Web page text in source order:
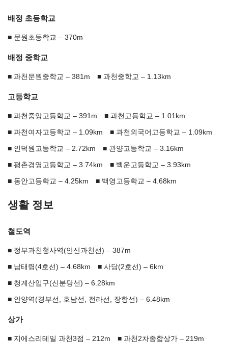
배정 초등학교
문원초등학교 – 370m
배정 중학교
과천문원중학교 – 381m 과천중학교 – 1.13km
고등학교
과천중앙고등학교 – 391m 과천고등학교 – 1.01km
과천여자고등학교 – 1.09km 과천외국어고등학교 – 1.09km
인덕원고등학교 – 2.72km 관양고등학교 – 3.16km
평촌경영고등학교 – 3.74km 백운고등학교 – 3.93km
동안고등학교 – 4.25km 백영고등학교 – 4.68km
생활 정보
철도역
정부과천청사역(안산과천선) – 387m
남태령(4호선) – 4.68km 사당(2호선) – 6km
청계산입구(신분당선) – 6.28km
안양역(경부선, 호남선, 전라선, 장항선) – 6.48km
상가
지에스리테일 과천3점 – 212m 과천2차종합상가 – 219m